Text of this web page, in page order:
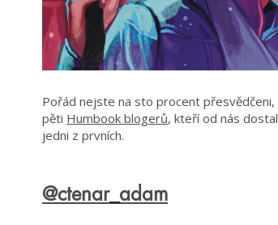
Pořád nejste na sto procent
pěti Humbook blogerů, kteří od nás
jedni z prvních.
@ctenar_adam